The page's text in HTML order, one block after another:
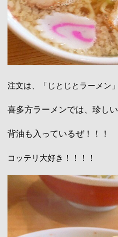
注文は、「じとじとラーメン
喜多方ラーメンでは、珍し
背油も入っているぜ！！！
コッテリ大好き！！！！